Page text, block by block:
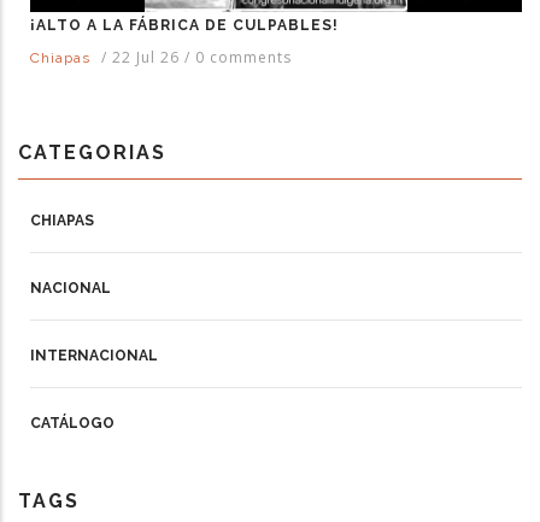
¡ALTO A LA FÁBRICA DE CULPABLES!
Chiapas
/ 22 Jul 26 / 0 comments
CATEGORIAS
CHIAPAS
NACIONAL
INTERNACIONAL
CATÁLOGO
TAGS